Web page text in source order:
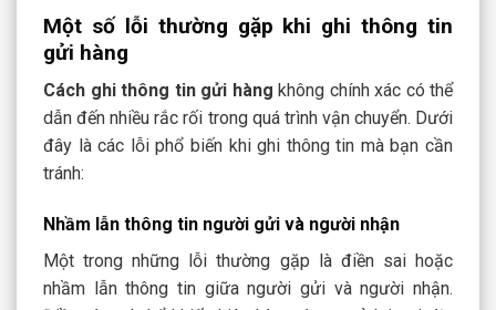
Một số lỗi thường gặp khi ghi thông tin
gửi hàng
Cách ghi thông tin gửi hàng không chính xác có thể
dẫn đến nhiều rắc rối trong quá trình vận chuyển. Dưới
đây là các lỗi phổ biến khi ghi thông tin mà bạn cần
tránh:
Nhầm lẫn thông tin người gửi và người nhận
Một trong những lỗi thường gặp là điền sai hoặc
nhầm lẫn thông tin giữa người gửi và người nhận.